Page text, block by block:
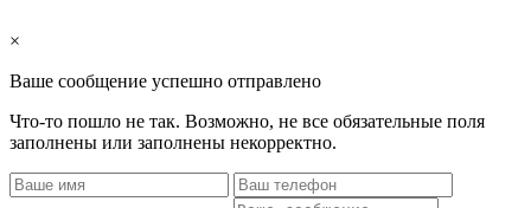
×
Ваше сообщение успешно отправлено
Что-то пошло не так. Возможно, не все обязательные поля
заполнены или заполнены некорректно.